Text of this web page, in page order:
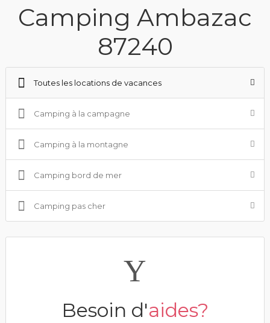
Camping Ambazac
87240
Toutes les locations de vacances
Camping à la campagne
Camping à la montagne
Camping bord de mer
Camping pas cher
Besoin d'aides?